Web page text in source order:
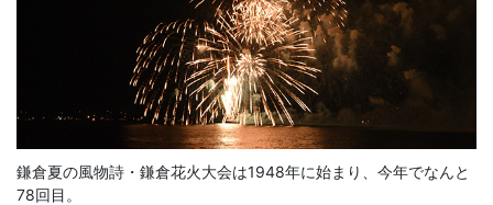
鎌倉夏の風物詩・鎌倉花火大会は1948年に始まり、今年でなんと
78回目。